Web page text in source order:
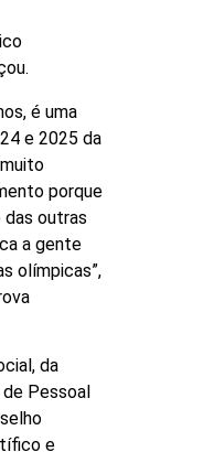
é uma
e 2025 da
porque
outras
a gente
olímpicas”,
da
Pessoal
e